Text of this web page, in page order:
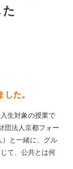
た。
生対象の授業で
団法人京都フォー
）と一緒に、グル
て、公共とは何